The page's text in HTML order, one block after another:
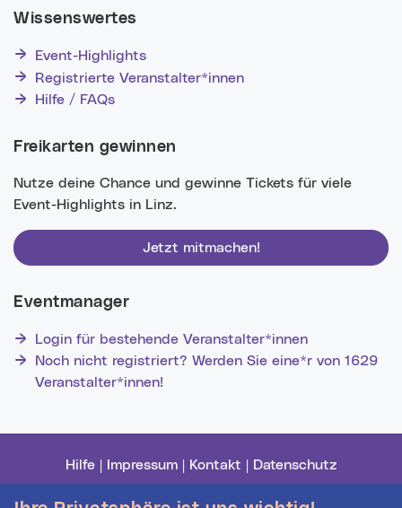
Wissenswertes
Event-Highlights
Registrierte Veranstalter*innen
Hilfe / FAQs
Freikarten gewinnen
Nutze deine Chance und gewinne Tickets für viele
Event-Highlights in Linz.
Jetzt mitmachen!
Eventmanager
Login für bestehende Veranstalter*innen
Noch nicht registriert? Werden Sie eine*r von 1629
Veranstalter*innen!
Hilfe Impressum Kontakt Datenschutz